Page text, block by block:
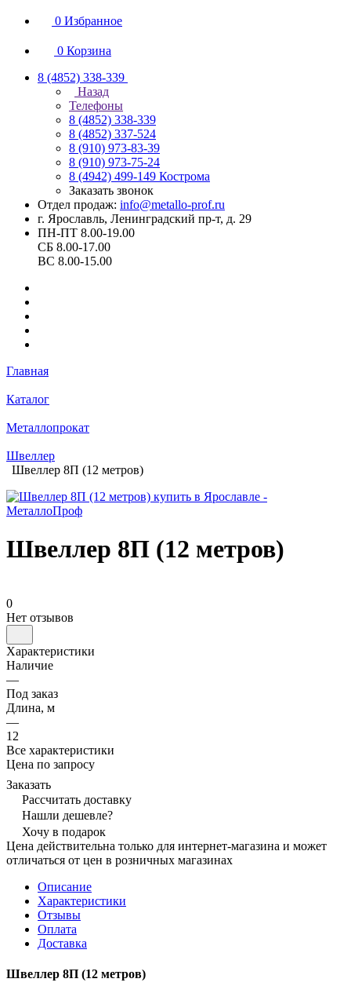
0 Избранное
0 Корзина
8 (4852) 338-339
Назад
Телефоны
8 (4852) 338-339
8 (4852) 337-524
8 (910) 973-83-39
8 (910) 973-75-24
8 (4942) 499-149 Кострома
Заказать звонок
Отдел продаж: info@metallo-prof.ru
г. Ярославль, Ленинградский пр-т, д. 29
ПН-ПТ 8.00-19.00
СБ 8.00-17.00
ВС 8.00-15.00
Главная
Каталог
Металлопрокат
Швеллер
Швеллер 8П (12 метров)
Швеллер 8П (12 метров)
0
Нет отзывов
Характеристики
Наличие
—
Под заказ
Длина, м
—
12
Все характеристики
Цена по запросу
Заказать
Рассчитать доставку
Нашли дешевле?
Хочу в подарок
Цена действительна только для интернет-магазина и может
отличаться от цен в розничных магазинах
Описание
Характеристики
Отзывы
Оплата
Доставка
Швеллер 8П (12 метров)